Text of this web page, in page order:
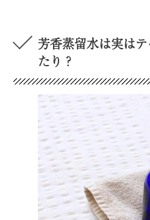
芳香蒸留水は実は
たり？